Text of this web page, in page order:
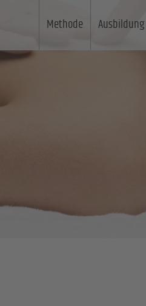
Methode Ausbildung